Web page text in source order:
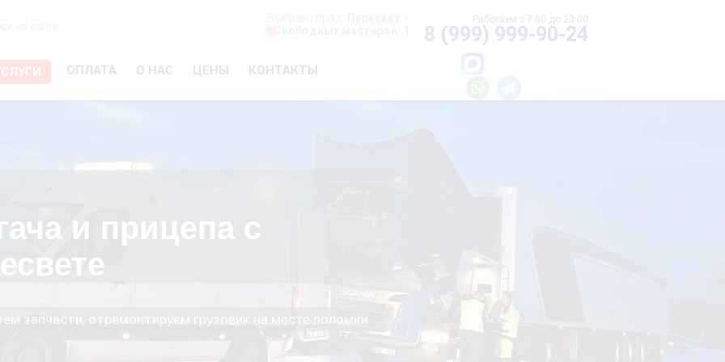
ОПЛАТА О НАС ЦЕНЫ КОНТАКТЫ
8 (999) 999-90-24
и прицепа с
запчасти, отремонтируем грузовик на месте поломки